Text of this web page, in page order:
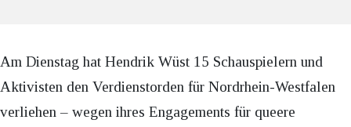
Am Dienstag hat Hendrik Wüst 15 Schauspielern und
Aktivisten den Verdienstorden für Nordrhein-Westfalen
verliehen – wegen ihres Engagements für queere